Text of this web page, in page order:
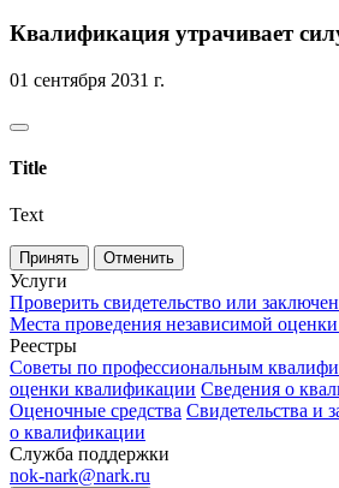
Квалификация утрачивает
01 сентября 2031 г.
Title
Text
Принять Отменить
Услуги
Проверить свидетельство или
Места проведения независимой
Реестры
Советы по профессиональным
оценки квалификации Сведения о
Оценочные средства Свидетельства и
о квалификации
Служба поддержки
nok-nark@nark.ru